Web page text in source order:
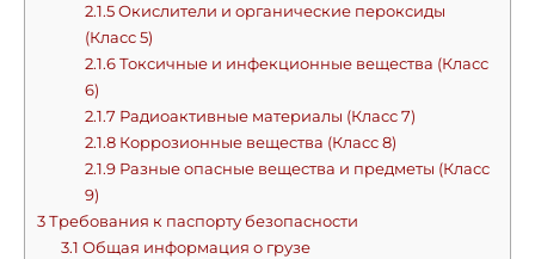
2.1.5Окислители и органические пероксиды
(Класс 5)
2.1.6Токсичные и инфекционные вещества (Класс
6)
2.1.7 Радиоактивные материалы (Класс 7)
2.1.8Коррозионные вещества (Класс 8)
2.1.9Разные опасные вещества и предметы (Класс
9)
3Требования к паспорту безопасности
3.1 Общая информация о грузе